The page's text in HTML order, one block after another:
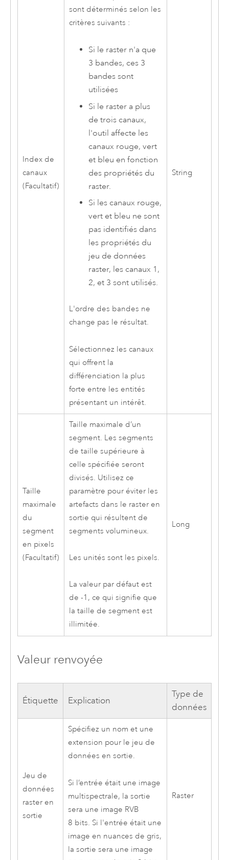
Index de
canaux
(Facultatif)
sont déterminés selon les
critères suivants :
Si le raster n'a que
3 bandes, ces 3
bandes sont
utilisées
Si le raster a plus
de trois canaux,
l'outil affecte les
canaux rouge, vert
et bleu en fonction
des propriétés du
raster.
Si les canaux rouge,
vert et bleu ne sont
pas identifiés dans
les propriétés du
jeu de données
raster, les canaux 1,
2, et 3 sont utilisés.
L'ordre des bandes ne
change pas le résultat.
Sélectionnez les canaux
qui offrent la
différenciation la plus
forte entre les entités
présentant un intérêt.
String
Taille
maximale
du
segment
en pixels
(Facultatif)
Taille maximale d’un
segment. Les segments
de taille supérieure à
celle spécifiée seront
divisés. Utilisez ce
paramètre pour éviter les
artefacts dans le raster en
sortie qui résultent de
segments volumineux.
Les unités sont les pixels.
La valeur par défaut est
de -1, ce qui signifie que
la taille de segment est
illimitée.
Long
Valeur renvoyée
Étiquette Explication
Type de
données
Jeu de
données
raster en
sortie
Spécifiez un nom et une
extension pour le jeu de
données en sortie.
Si l’entrée était une image
multispectrale, la sortie
sera une image RVB
8 bits. Si l'entrée était une
image en nuances de gris,
la sortie sera une image
Raster